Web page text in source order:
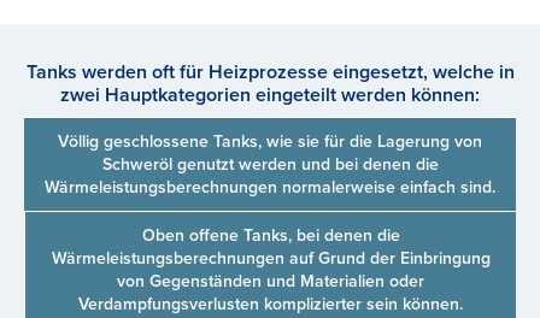
Tanks werden oft für Heizprozesse eingesetzt, welche in
zwei Hauptkategorien eingeteilt werden können:
Völlig geschlossene Tanks, wie sie für die Lagerung von
Schweröl genutzt werden und bei denen die
Wärmeleistungsberechnungen normalerweise einfach sind.
Oben offene Tanks, bei denen die
Wärmeleistungsberechnungen auf Grund der Einbringung
von Gegenständen und Materialien oder
Verdampfungsverlusten komplizierter sein können.